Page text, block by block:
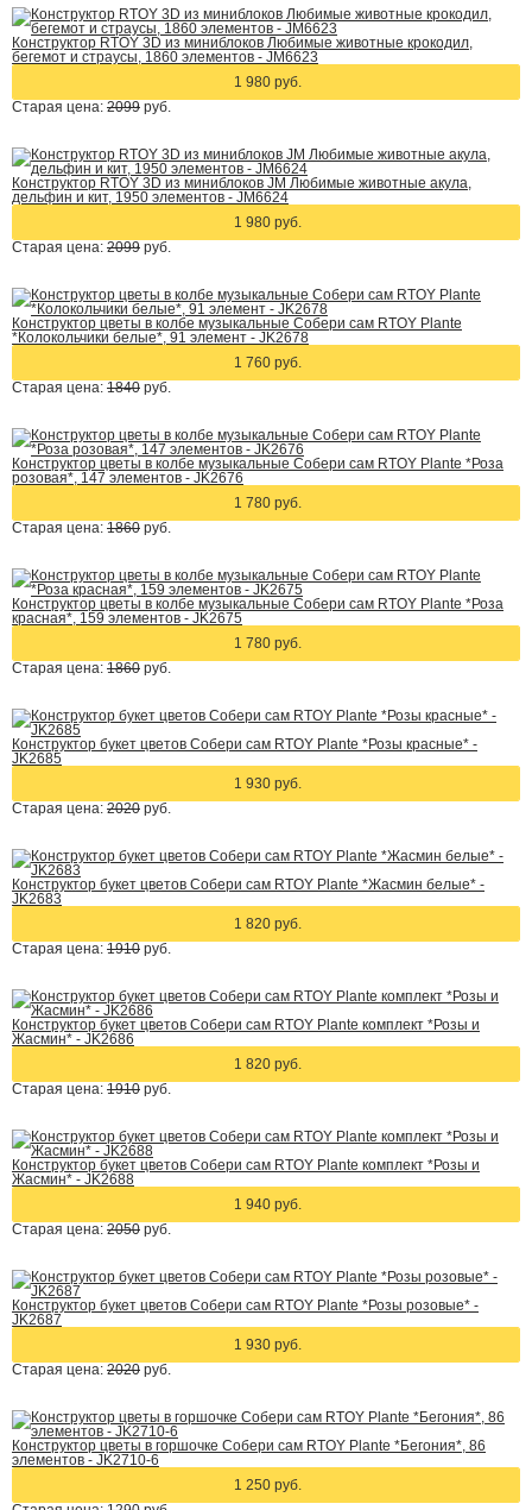
Конструктор RTOY 3D из миниблоков Любимые животные крокодил,
бегемот и страусы, 1860 элементов - JM6623
1 980 руб.
Старая цена: 2099 руб.
Конструктор RTOY 3D из миниблоков JM Любимые животные акула,
дельфин и кит, 1950 элементов - JM6624
1 980 руб.
Старая цена: 2099 руб.
Конструктор цветы в колбе музыкальные Собери сам RTOY Plante
*Колокольчики белые*, 91 элемент - JK2678
1 760 руб.
Старая цена: 1840 руб.
Конструктор цветы в колбе музыкальные Собери сам RTOY Plante *Роза
розовая*, 147 элементов - JK2676
1 780 руб.
Старая цена: 1860 руб.
Конструктор цветы в колбе музыкальные Собери сам RTOY Plante *Роза
красная*, 159 элементов - JK2675
1 780 руб.
Старая цена: 1860 руб.
Конструктор букет цветов Собери сам RTOY Plante *Розы красные* -
JK2685
1 930 руб.
Старая цена: 2020 руб.
Конструктор букет цветов Собери сам RTOY Plante *Жасмин белые* -
JK2683
1 820 руб.
Старая цена: 1910 руб.
Конструктор букет цветов Собери сам RTOY Plante комплект *Розы и
Жасмин* - JK2686
1 820 руб.
Старая цена: 1910 руб.
Конструктор букет цветов Собери сам RTOY Plante комплект *Розы и
Жасмин* - JK2688
1 940 руб.
Старая цена: 2050 руб.
Конструктор букет цветов Собери сам RTOY Plante *Розы розовые* -
JK2687
1 930 руб.
Старая цена: 2020 руб.
Конструктор цветы в горшочке Собери сам RTOY Plante *Бегония*, 86
элементов - JK2710-6
1 250 руб.